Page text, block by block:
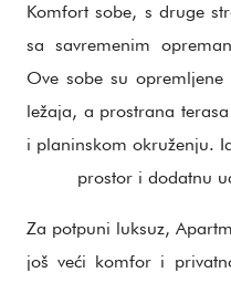
Komfort sobe, s druge
sa savremenim
Ove sobe su
ležaja, a prostrana
i planinskom okruženju.
prostor i dodatnu
Za potpuni luksuz,
još veći komfor i